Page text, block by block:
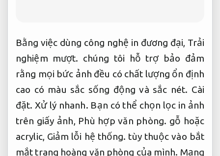
Bằng việc dùng công nghệ in đương đại, Trải
nghiệm mượt. chúng tôi hỗ trợ bảo đảm
rằng mọi bức ảnh đều có chất lượng ổn định
cao có màu sắc sống động và sắc nét. Cài
đặt. Xử lý nhanh. Bạn có thể chọn lọc in ảnh
trên giấy ảnh, Phù hợp văn phòng. gỗ hoặc
acrylic, Giảm lỗi hệ thống. tùy thuộc vào bắt
mắt trang hoàng văn phòng của mình. Mạng